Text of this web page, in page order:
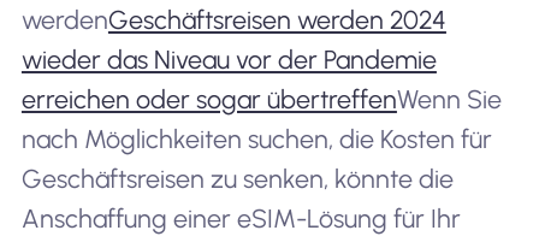
werdenGeschäftsreisen werden 2024
wieder das Niveau vor der Pandemie
erreichen oder sogar übertreffenWenn Sie
nach Möglichkeiten suchen, die Kosten für
Geschäftsreisen zu senken, könnte die
Anschaffung einer eSIM-Lösung für Ihr